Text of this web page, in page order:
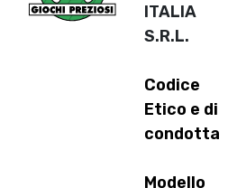
ITALIA
S.R.L.
Codice
Etico e di
condotta
Modello